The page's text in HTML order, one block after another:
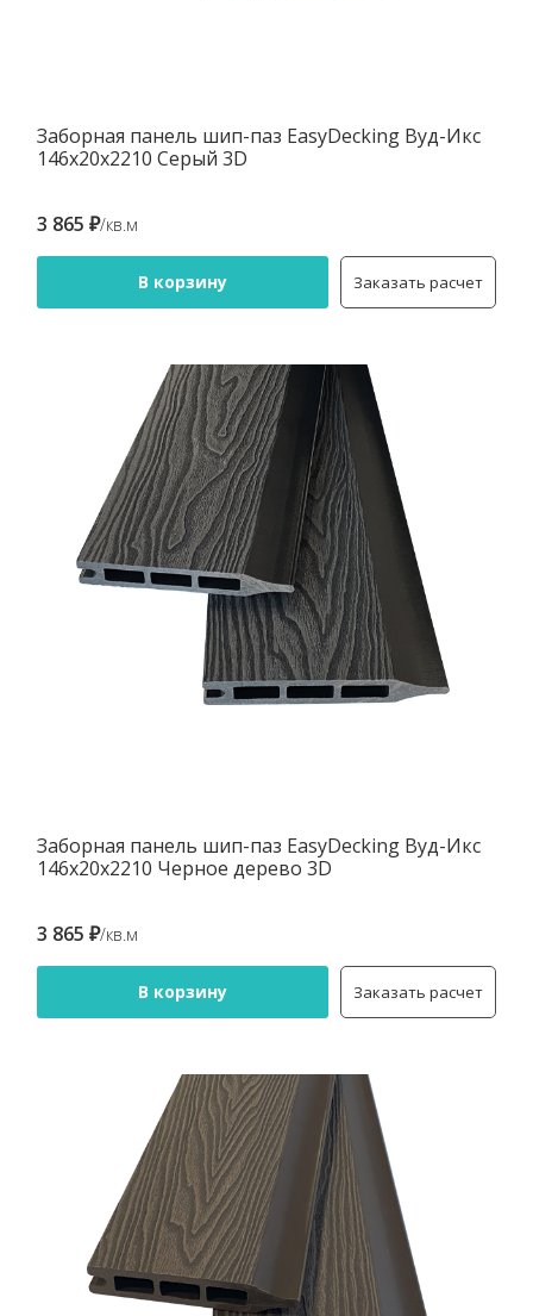
Заборная панель шип-паз EasyDecking Вуд-Икс
146х20х2210 Серый 3D
3 865 ₽/кв.м
В корзину Заказать расчет
Заборная панель шип-паз EasyDecking Вуд-Икс
146х20х2210 Черное дерево 3D
3 865 ₽/кв.м
В корзину Заказать расчет